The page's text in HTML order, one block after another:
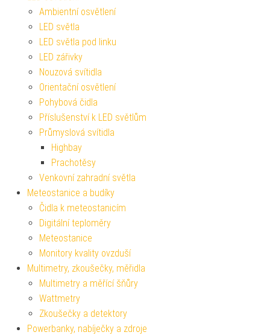
Ambientní osvětlení
LED světla
LED světla pod linku
LED zářivky
Nouzová svítidla
Orientační osvětlení
Pohybová čidla
Příslušenství k LED světlům
Průmyslová svítidla
Highbay
Prachotěsy
Venkovní zahradní světla
Meteostanice a budíky
Čidla k meteostanicím
Digitální teploměry
Meteostanice
Monitory kvality ovzduší
Multimetry, zkoušečky, měřidla
Multimetry a měřící šňůry
Wattmetry
Zkoušečky a detektory
Powerbanky, nabíječky a zdroje